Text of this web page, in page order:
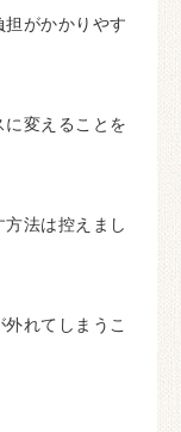
がかかりやす
変えることを
法は控えまし
れてしまうこ